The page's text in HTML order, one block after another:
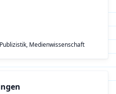
Medienwissenschaft